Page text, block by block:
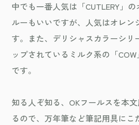
中でも一番人気は「CUTLERY」
ルーもいいですが、人気はオレン
す。また、デリシャスカラーシリ
ップされているミルク系の「
です。
知る人ぞ知る、OKフールスを本
るので、万年筆など筆記用具にこ